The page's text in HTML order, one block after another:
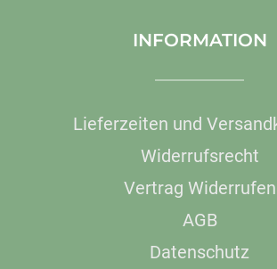
INFORMATION
Lieferzeiten und
Widerrufsrecht
Vertrag Widerrufen
AGB
Datenschutz